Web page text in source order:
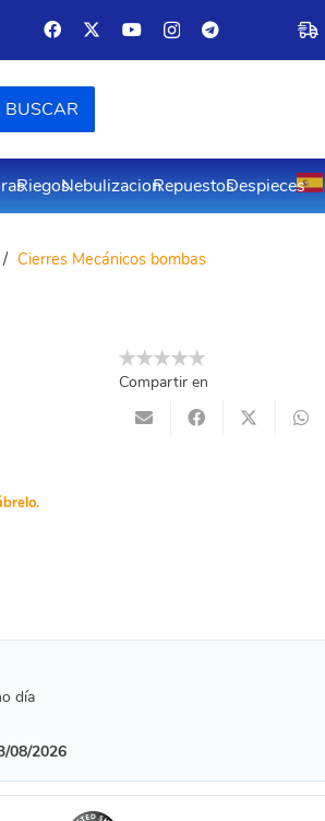
BUSCAR
RiegosNebulizacionRepuestosDespieces
/ Cierres Mecánicos bombas
Compartir en
día
08/2026